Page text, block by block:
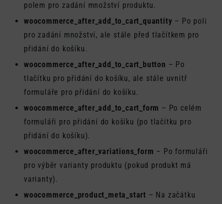
polem pro zadání množství produktu.
woocommerce_after_add_to_cart_quantity – Po poli
pro zadání množství, ale stále před tlačítkem pro
přidání do košíku.
woocommerce_after_add_to_cart_button – Po
tlačítku pro přidání do košíku, ale stále uvnitř
formuláře pro přidání do košíku.
woocommerce_after_add_to_cart_form – Po celém
formuláři pro přidání do košíku (po tlačítku pro
přidání do košíku).
woocommerce_after_variations_form – Po formuláři
pro výběr varianty produktu (pokud produkt má
varianty).
woocommerce_product_meta_start – Na začátku